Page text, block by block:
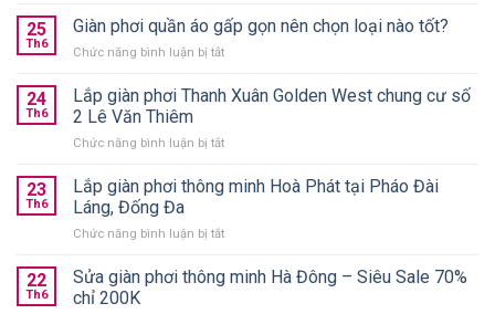
giàn
phơi
thông
treo
hãng
từ
25
Th6
Giàn phơi quần áo gấp gọn nên chọn loại nào tốt?
Chức năng bình luận bị tắtở
phơi
gấp
nên
nào
24
Th6
Lắp giàn phơi Thanh Xuân Golden West chung cư số
2 Lê Văn Thiêm
Chức năng bình luận bị tắtở
giàn
Xuân
West
23
Th6
Lắp giàn phơi thông minh Hoà Phát tại Pháo Đài
Láng, Đống Đa
Chức năng bình luận bị tắtở
giàn
phơi
22
Th6
Sửa giàn phơi thông minh Hà Đông – Siêu Sale 70%
chỉ 200K